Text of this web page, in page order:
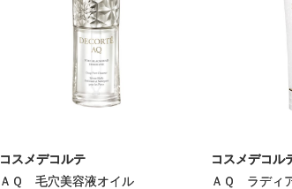
コスメデコルテ
ＡＱ 毛穴美容液オイル
コスメデコル
ＡＱ ラディ